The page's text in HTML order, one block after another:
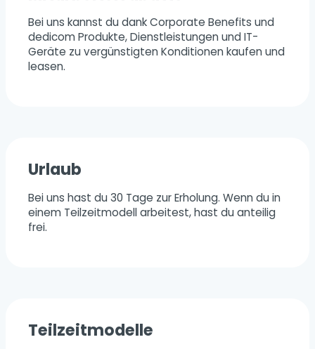
Bei uns kannst du dank Corporate Benefits und
dedicom Produkte, Dienstleistungen und IT-
Geräte zu vergünstigten Konditionen kaufen und
leasen.
Urlaub
Bei uns hast du 30 Tage zur Erholung. Wenn du in
einem Teilzeitmodell arbeitest, hast du anteilig
frei.
Teilzeitmodelle